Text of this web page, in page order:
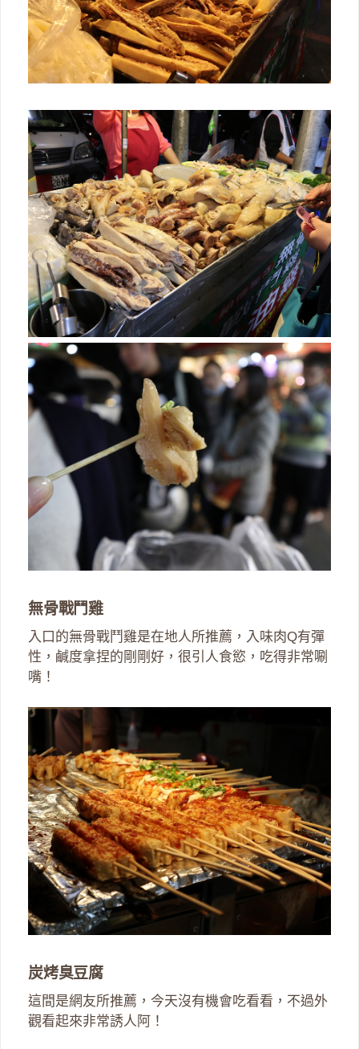
無骨戰鬥雞
入口的無骨戰鬥雞是在地人所推薦，入味肉Q有彈
性，鹹度拿捏的剛剛好，很引人食慾，吃得非常唰
嘴！
炭烤臭豆腐
這間是網友所推薦，今天沒有機會吃看看，不過外
觀看起來非常誘人阿！